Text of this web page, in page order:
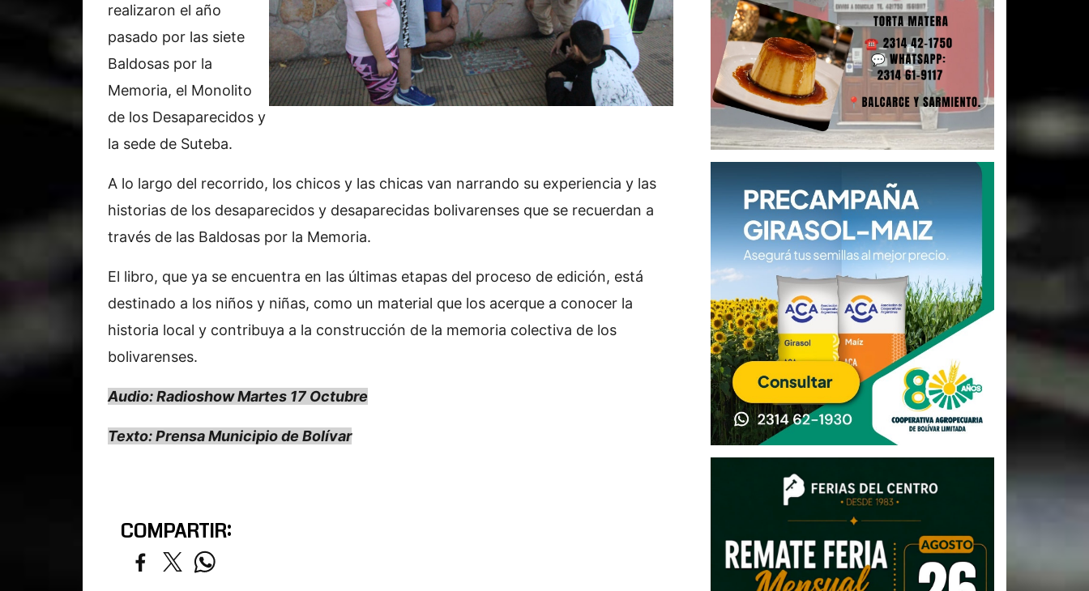
realizaron el año
pasado por las siete
Baldosas por la
Memoria, el Monolito
de los Desaparecidos y
la sede de Suteba.
A lo largo del recorrido, los chicos y las chicas van narrando su experiencia y las
historias de los desaparecidos y desaparecidas bolivarenses que se recuerdan a
través de las Baldosas por la Memoria.
El libro, que ya se encuentra en las últimas etapas del proceso de edición, está
destinado a los niños y niñas, como un material que los acerque a conocer la
historia local y contribuya a la construcción de la memoria colectiva de los
bolivarenses.
Audio: Radioshow Martes 17 Octubre
Texto: Prensa Municipio de Bolívar
COMPARTIR: